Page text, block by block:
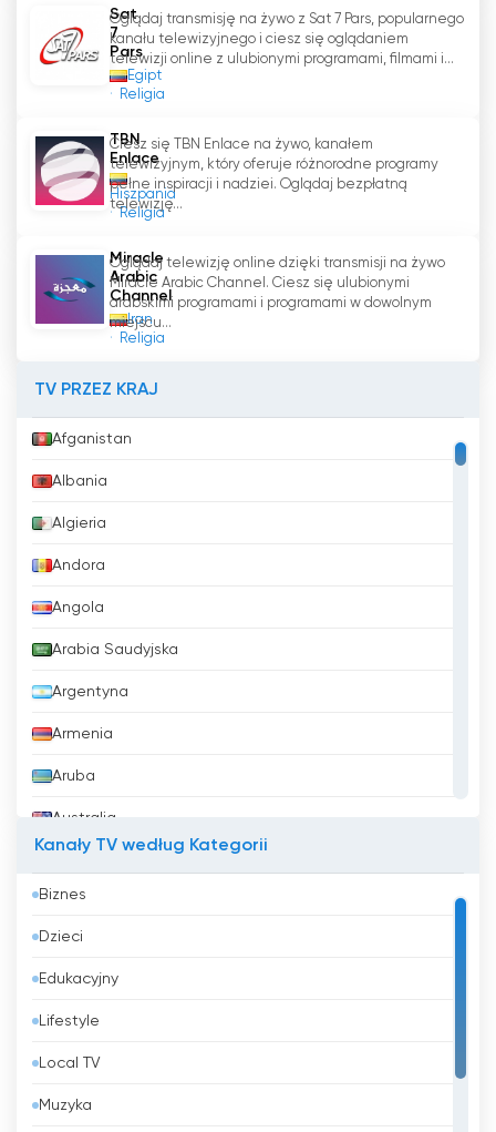
Sat
7
Pars
Egipt
Religia
Oglądaj transmisję na żywo z Sat 7 Pars, popularnego
kanału telewizyjnego i ciesz się oglądaniem
telewizji online z ulubionymi programami, filmami i...
TBN
Enlace
Hiszpania
Religia
Ciesz się TBN Enlace na żywo, kanałem
telewizyjnym, który oferuje różnorodne programy
pełne inspiracji i nadziei. Oglądaj bezpłatną
telewizję...
Miracle
Arabic
Channel
Iran
Religia
Oglądaj telewizję online dzięki transmisji na żywo
Miracle Arabic Channel. Ciesz się ulubionymi
arabskimi programami i programami w dowolnym
miejscu...
TV PRZEZ KRAJ
Afganistan
Albania
Algieria
Andora
Angola
Arabia Saudyjska
Argentyna
Armenia
Aruba
Australia
Azerbejdżan
Bahrajn
Bangladesz
Barbados
Belgia
Belize
Kanały TV według Kategorii
Biznes
Dzieci
Edukacyjny
Lifestyle
Local TV
Muzyka